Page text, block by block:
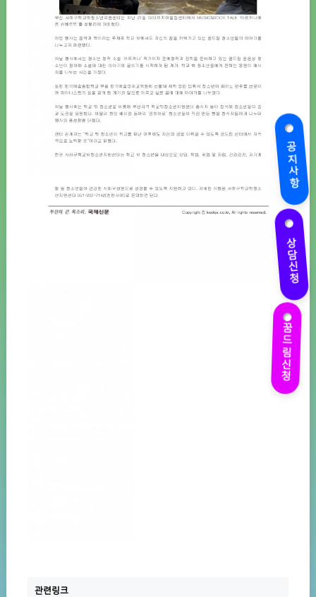
공지사항
상담신청
꿈드림신청
관련링크